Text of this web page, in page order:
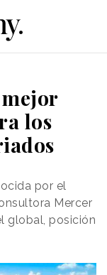
los
por el
Mercer
global, posición